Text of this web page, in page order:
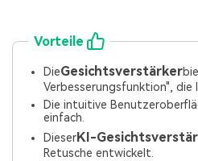
Vorteile
DieGesichtsverstärker
Verbesserungsfunktion", die
Die intuitive
einfach.
DieserKI-
Retusche entwickelt.